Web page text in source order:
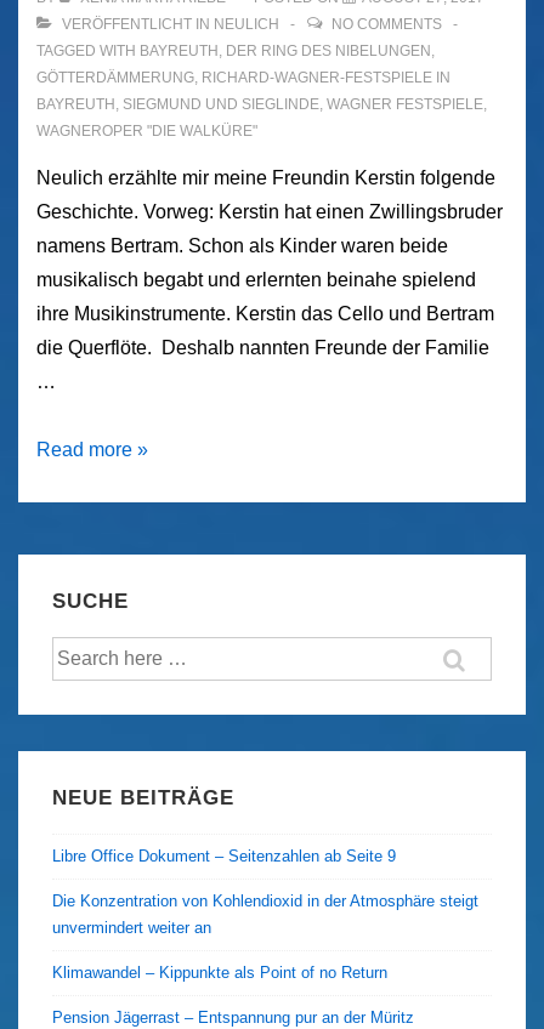
VERÖFFENTLICHT IN NEULICH
NO COMMENTS
TAGGED WITH BAYREUTH , DER RING DES NIBELUNGEN ,
GÖTTERDÄMMERUNG, RICHARD-WAGNER-FESTSPIELE IN
BAYREUTH , SIEGMUND UND SIEGLINDE, WAGNER FESTSPIELE,
WAGNEROPER "DIE WALKÜRE"
Neulich erzählte mir meine Freundin Kerstin folgende
Geschichte. Vorweg: Kerstin hat einen Zwillingsbruder
namens Bertram. Schon als Kinder waren beide
musikalisch begabt und erlernten beinahe spielend
ihre Musikinstrumente. Kerstin das Cello und Bertram
die Querflöte. Deshalb nannten Freunde der Familie
…
Siegmund
Read more »
SUCHE
Suche
NEUE BEITRÄGE
Libre Office Dokument – Seitenzahlen ab Seite 9
Die Konzentration von Kohlendioxid in der Atmosphäre steigt
unvermindert weiter an
Klimawandel – Kippunkte als Point of no Return
Pension Jägerrast – Entspannung pur an der Müritz